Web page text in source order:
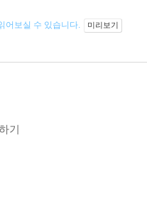
어보실 수 있습니다. 미리보기
기